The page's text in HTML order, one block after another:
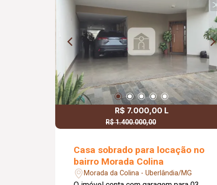
comércios locais , via de acesso rápido
, bairro monitorado.Não perca esta
oportunidade de locação, agende já sua
visita e entre em contato para mais
informações! Obs: Casa Recém
Reformada .
R$ 7.000,00 L
R$ 1.400.000,00
Casa sobrado para locação no
bairro Morada Colina
Morada da Colina - Uberlândia/MG